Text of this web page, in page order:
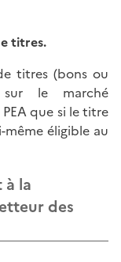
titres.
titres (bons ou
sur le marché
que si le titre
éligible au
la
des